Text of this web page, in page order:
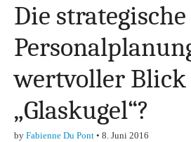
Finanzen,
Marketing-,
&
Die strategische
wertvoller
„Glaskugel“?
by Fabienne Du Pont • 8. Juni 2016